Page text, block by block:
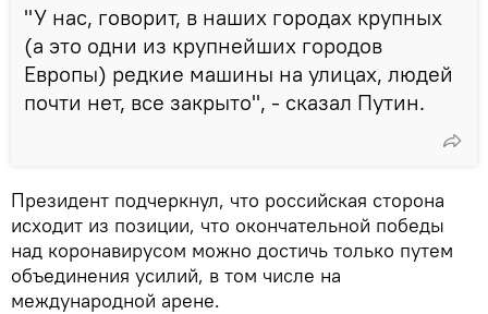
"У нас, говорит, в наших городах крупных
(а это одни из крупнейших городов
Европы) редкие машины на улицах, людей
почти нет, все закрыто", - сказал Путин.
Президент подчеркнул, что российская сторона
исходит из позиции, что окончательной победы
над коронавирусом можно достичь только путем
объединения усилий, в том числе на
международной арене.